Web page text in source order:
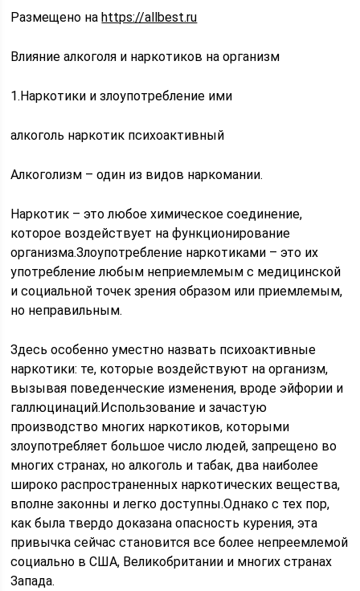
Размещено наhttps://allbest.ru
Влияние алкоголя и наркотиков на организм
1.Наркотики и злоупотребление ими
алкоголь наркотик психоактивный
Алкоголизм – один из видов наркомании.
Наркотик – это любое химическое соединение,
которое воздействует на функционирование
организма.Злоупотребление наркотиками – это их
употребление любым неприемлемым с медицинской
и социальной точек зрения образом или приемлемым,
но неправильным.
Здесь особенно уместно назвать психоактивные
наркотики: те, которые воздействуют на организм,
вызывая поведенческие изменения, вроде эйфории и
галлюцинаций.Использование и зачастую
производство многих наркотиков, которыми
злоупотребляет большое число людей, запрещено во
многих странах, но алкоголь и табак, два наиболее
широко распространенных наркотических вещества,
вполне законны и легко доступны.Однако с тех пор,
как была твердо доказана опасность курения, эта
привычка сейчас становится все более непреемлемой
социально в США, Великобритании и многих странах
Запада.